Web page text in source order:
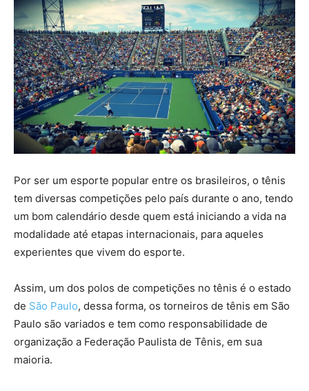
Por ser um esporte popular entre os brasileiros, o tênis
tem diversas competições pelo país durante o ano, tendo
um bom calendário desde quem está iniciando a vida na
modalidade até etapas internacionais, para aqueles
experientes que vivem do esporte.
Assim, um dos polos de competições no tênis é o estado
de São Paulo, dessa forma, os torneiros de tênis em São
Paulo são variados e tem como responsabilidade de
organização a Federação Paulista de Tênis, em sua
maioria.